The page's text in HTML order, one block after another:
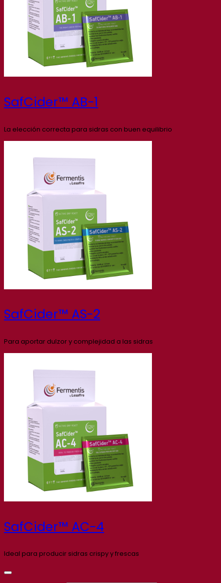
SafCider™ AB-1
La elección correcta para sidras con buen equilibrio
SafCider™ AS-2
Para aportar dulzor y complejidad a las sidras
SafCider™ AC-4
Ideal para producir sidras crispy y frescas